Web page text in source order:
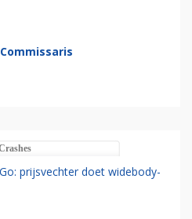
Commissaris
prijsvechter doet widebody-